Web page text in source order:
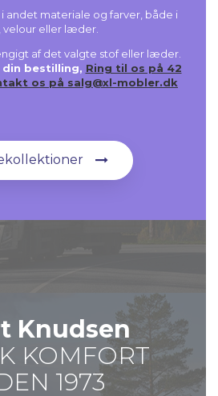
andet materiale og farver, både i
velour eller læder.
af det valgte stof eller læder.
bestilling, Ring til os på 42
os på salg@xl-mobler.dk
Knudsen
KOMFORT
1973